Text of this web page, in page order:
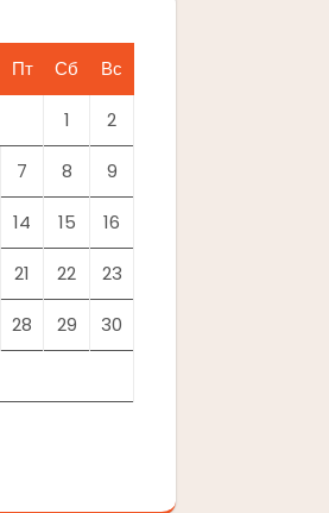
Пт Сб Вс
1 2
7 8 9
14 15 16
21 22 23
28 29 30